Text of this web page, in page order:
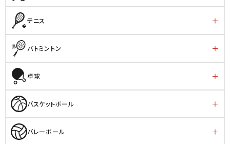
テニス
バトミントン
卓球
バスケットボール
バレーボール